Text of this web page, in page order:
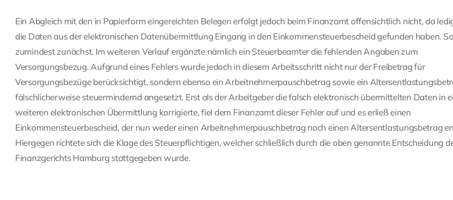
Ein Abgleich mit den in Papierform eingereichten Belegen erfolgt jedoch beim Finanzamt offensichtlich nicht, da
die Daten aus der elektronischen Datenübermittlung Eingang in den Einkommensteuerbescheid gefunden haben. So
zumindest zunächst. Im weiteren Verlauf ergänzte nämlich ein Steuerbeamter die fehlenden Angaben zum
Versorgungsbezug. Aufgrund eines Fehlers wurde jedoch in diesem Arbeitsschritt nicht nur der Freibetrag für
Versorgungsbezüge berücksichtigt, sondern ebenso ein Arbeitnehmerpauschbetrag sowie ein
fälschlicherweise steuermindernd angesetzt. Erst als der Arbeitgeber die falsch elektronisch übermittelten Daten in
weiteren elektronischen Übermittlung korrigierte, fiel dem Finanzamt dieser Fehler auf und es erließ einen
Einkommensteuerbescheid, der nun weder einen Arbeitnehmerpauschbetrag noch einen Altersentlastungsbetrag
Hiergegen richtete sich die Klage des Steuerpflichtigen, welcher schließlich durch die oben genannte Entscheidung
Finanzgerichts Hamburg stattgegeben wurde.